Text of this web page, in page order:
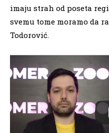
imaju strah od poseta
svemu tome moramo da
Todorović.